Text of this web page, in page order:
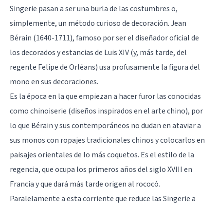
Singerie pasan a ser una burla de las costumbres o,
simplemente, un método curioso de decoración. Jean
Bérain (1640-1711), famoso por ser el diseñador oficial de
los decorados y estancias de Luis XIV (y, más tarde, del
regente Felipe de Orléans) usa profusamente la figura del
mono en sus decoraciones.
Es la época en la que empiezan a hacer furor las conocidas
como chinoiserie (diseños inspirados en el arte chino), por
lo que Bérain y sus contemporáneos no dudan en ataviar a
sus monos con ropajes tradicionales chinos y colocarlos en
paisajes orientales de lo más coquetos. Es el estilo de la
regencia, que ocupa los primeros años del siglo XVIII en
Francia y que dará más tarde origen al rococó.
Paralelamente a esta corriente que reduce las Singerie a